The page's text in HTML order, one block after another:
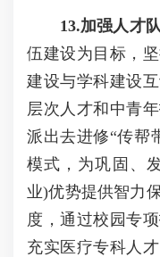
13.加强人才
伍建设为目标，
建设与学科建设
层次人才和中青
派出去进修“传帮
模式，为巩固、
业)优势提供智力
度，通过校园专
充实医疗专科人